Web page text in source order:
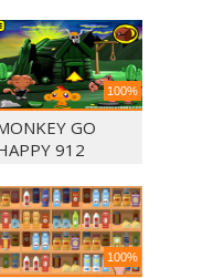
100%
GO
912
100%